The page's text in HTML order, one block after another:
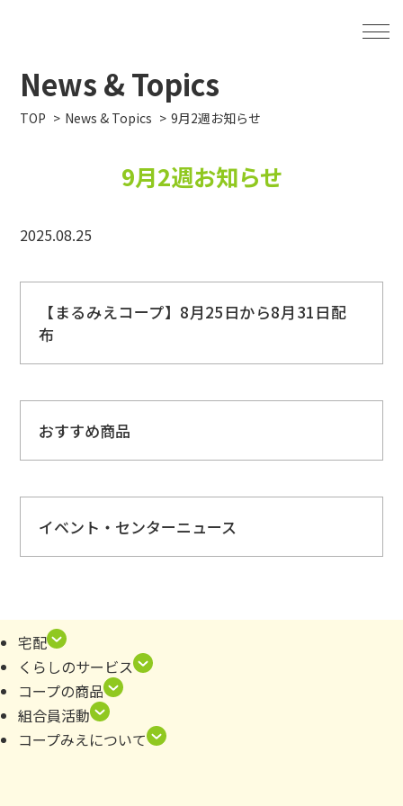
News & Topics
TOP News & Topics 9月2週お知らせ
9月2週お知らせ
2025.08.25
【まるみえコープ】8月25日から8月31日配
布
おすすめ商品
イベント・センターニュース
【イベントカレンダーは
原材料検索のご案内
📚平和絵本を貸し出ししています
宅配
くらしのサービス
コープの商品
組合員活動
コープみえについて